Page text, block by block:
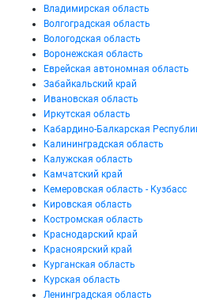
Владимирская область
Волгоградская область
Вологодская область
Воронежская область
Еврейская автономная область
Забайкальский край
Ивановская область
Иркутская область
Кабардино-Балкарская
Калининградская область
Калужская область
Камчатский край
Кемеровская область - Кузбасс
Кировская область
Костромская область
Краснодарский край
Красноярский край
Курганская область
Курская область
Ленинградская область